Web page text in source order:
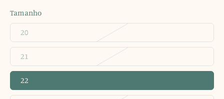
Tamanho
20
21
22